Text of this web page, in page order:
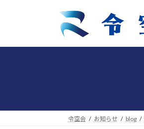
プ
動
令空会 お知らせ blog